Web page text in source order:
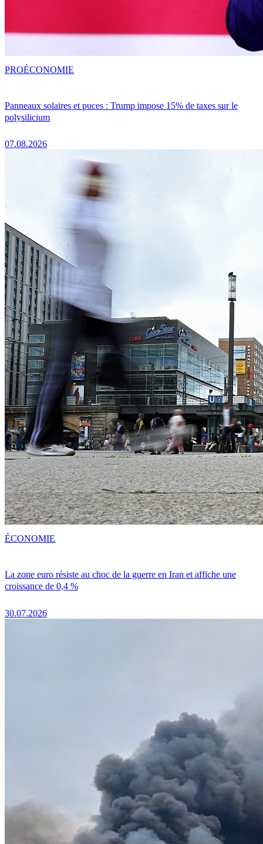
Panneaux solaires et puces : Trump impose 15% de taxes sur le
polysilicium
07.08.2026
PROÉCONOMIE
La zone euro résiste au choc de la guerre en Iran et affiche une
croissance de 0,4 %
30.07.2026
ÉCONOMIE